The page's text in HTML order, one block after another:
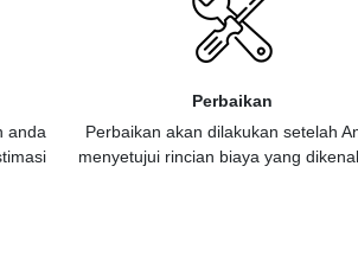
anda
Perbaikan
Perbaikan akan dilakukan setelah
menyetujui rincian biaya yang